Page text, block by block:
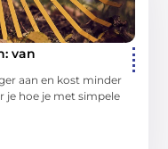
van
aan en kost minder
je hoe je met simpele